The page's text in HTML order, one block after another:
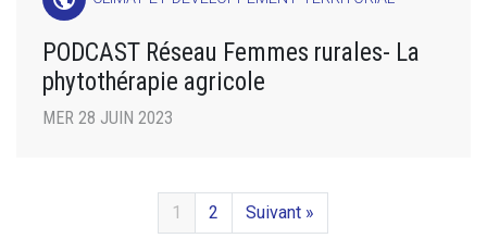
PODCAST Réseau Femmes rurales- La
phytothérapie agricole
MER 28 JUIN 2023
1 2 Suivant »